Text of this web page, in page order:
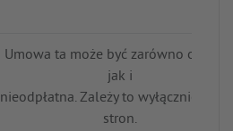
Umowa ta może być zarówno
jak i
nieodpłatna. Zależy to wyłącznie od
stron.